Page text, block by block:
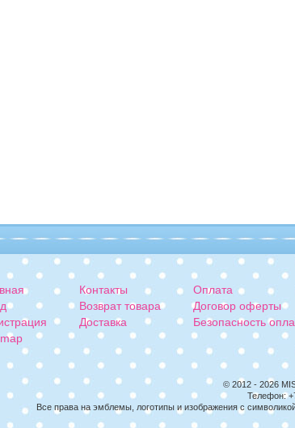
Контакты
Возврат товара
Доставка
Оплата
Договор оферты
Безопасность
© 2012 - 2026
Телефон:
Все права на эмблемы, логотипы и изображения с